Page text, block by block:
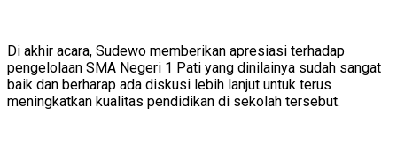
Di akhir acara, Sudewo memberikan apresiasi terhadap
pengelolaan SMA Negeri 1 Pati yang dinilainya sudah sangat
baik dan berharap ada diskusi lebih lanjut untuk terus
meningkatkan kualitas pendidikan di sekolah tersebut.